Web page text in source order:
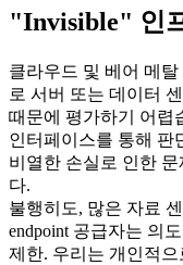
"Invisible" 인
클라우드 및 베어 메
로 서버 또는 데이터
때문에 평가하기 어렵
인터페이스를 통해 판
비열한 손실로 인한
다.
불행히도, 많은 자료
endpoint 공급자는 의
제한. 우리는 개인적